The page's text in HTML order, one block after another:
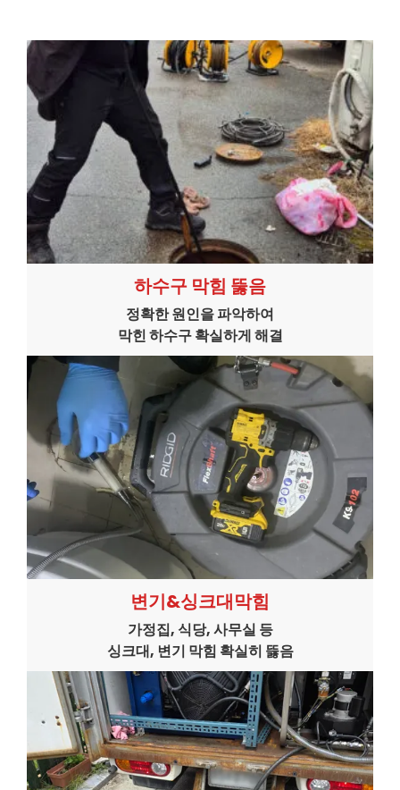
하수구 막힘 뚫음
정확한 원인을 파악하여
막힌 하수구 확실하게 해결
변기&싱크대막힘
가정집, 식당, 사무실 등
싱크대, 변기 막힘 확실히 뜷음